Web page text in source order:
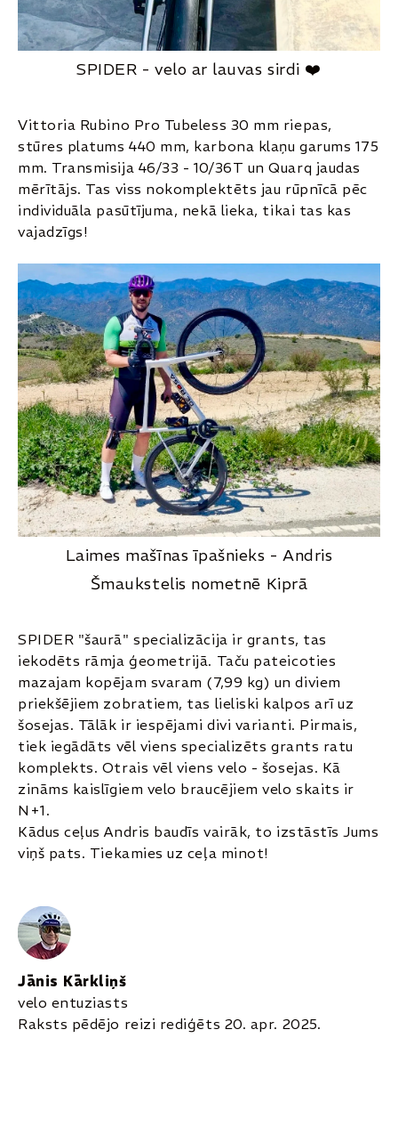
SPIDER - velo ar lauvas sirdi ❤️
Vittoria Rubino Pro Tubeless 30 mm riepas,
stūres platums 440 mm, karbona klaņu garums 175
mm. Transmisija 46/33 - 10/36T un Quarq jaudas
mērītājs. Tas viss nokomplektēts jau rūpnīcā pēc
individuāla pasūtījuma, nekā lieka, tikai tas kas
vajadzīgs!
Laimes mašīnas īpašnieks - Andris
Šmaukstelis nometnē Kiprā
SPIDER "šaurā" specializācija ir grants, tas
iekodēts rāmja ģeometrijā. Taču pateicoties
mazajam kopējam svaram (7,99 kg) un diviem
priekšējiem zobratiem, tas lieliski kalpos arī uz
šosejas. Tālāk ir iespējami divi varianti. Pirmais,
tiek iegādāts vēl viens specializēts grants ratu
komplekts. Otrais vēl viens velo - šosejas. Kā
zināms kaislīgiem velo braucējiem velo skaits ir
N+1.
Kādus ceļus Andris baudīs vairāk, to izstāstīs Jums
viņš pats. Tiekamies uz ceļa minot!
Jānis Kārkliņš
velo entuziasts
Raksts pēdējo reizi rediģēts 20. apr. 2025.